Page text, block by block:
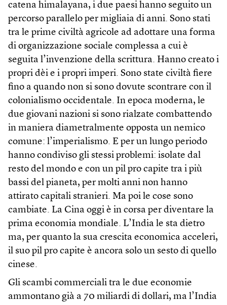
catena himalayana, i due paesi hanno seguito un
percorso parallelo per migliaia di anni. Sono stati
tra le prime civiltà agricole ad adottare una forma
di organizzazione sociale complessa a cui è
seguita l’invenzione della scrittura. Hanno creato i
propri dèi e i propri imperi. Sono state civiltà fiere
fino a quando non si sono dovute scontrare con il
colonialismo occidentale. In epoca moderna, le
due giovani nazioni si sono rialzate combattendo
in maniera diametralmente opposta un nemico
comune: l’imperialismo. E per un lungo periodo
hanno condiviso gli stessi problemi: isolate dal
resto del mondo e con un pil pro capite tra i più
bassi del pianeta, per molti anni non hanno
attirato capitali stranieri. Ma poi le cose sono
cambiate. La Cina oggi è in corsa per diventare la
prima economia mondiale. L’India le sta dietro
ma, per quanto la sua crescita economica acceleri,
il suo pil pro capite è ancora solo un sesto di quello
cinese.
Gli scambi commerciali tra le due economie
ammontano già a 70 miliardi di dollari, ma l’India